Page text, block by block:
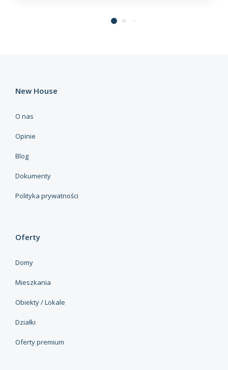
New House
O nas
Opinie
Blog
Dokumenty
Polityka prywatności
Oferty
Domy
Mieszkania
Obiekty / Lokale
Działki
Oferty premium